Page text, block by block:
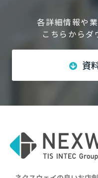
各詳細情報や
こちらからダ
資